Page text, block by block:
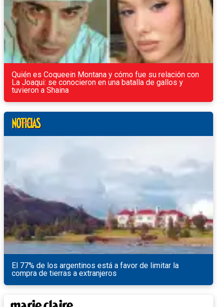
Quién es Coqueein Montana y cómo fue su relación con
La Joaqui: se conocieron en una batalla de gallos y
tuvieron a Shaina
El 77% de los argentinos está a favor de limitar la
compra de tierras a extranjeros